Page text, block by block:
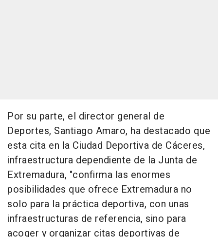
Por su parte, el director general de
Deportes, Santiago Amaro, ha destacado que
esta cita en la Ciudad Deportiva de Cáceres,
infraestructura dependiente de la Junta de
Extremadura, "confirma las enormes
posibilidades que ofrece Extremadura no
solo para la práctica deportiva, con unas
infraestructuras de referencia, sino para
acoger y organizar citas deportivas de